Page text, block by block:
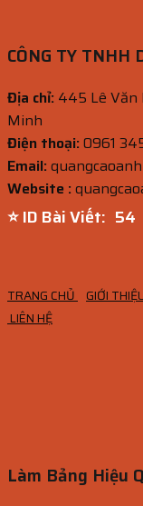
CÔNG TY TNHH
Địa chỉ: 445 Lê Văn
Minh
Điện thoại:0961
Email:
Website :
⭐ ID Bài Viết: 52
TRANG CHỦ GIỚI
LIÊN HỆ
Làm Bảng Hiệu